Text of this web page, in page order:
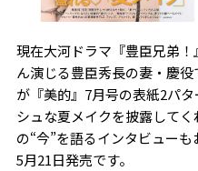
現在大河ドラマ『豊臣兄弟
ん演じる豊臣秀長の妻・慶
が『美的』7月号の表紙2パ
シュな夏メイクを披露して
の“今”を語るインタビュー
5月21日発売です。